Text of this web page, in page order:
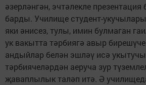
әзерләнгән, эчтәлекле
барды. Училище студент-
яки әнисез, тулы, имин булмаган
ук вакытта тәрбиягә авыр
андыйлар белән эшләү исә
тәрбиячеләрдән аеруча зур
җаваплылык таләп итә. Ә